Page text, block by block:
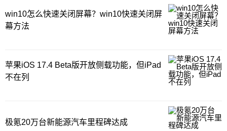
win10怎么快速关闭屏幕？win10快速关闭屏
幕方法
苹果iOS 17.4 Beta版开放侧载功能，但iPad
不在列
极氪20万台新能源汽车里程碑达成